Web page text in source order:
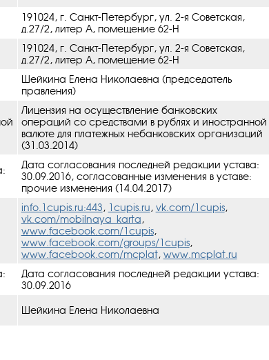
191024, г. Санкт-Петербург, ул. 2-я Советская,
д.27/2, литер А, помещение 62-Н
191024, г. Санкт-Петербург, ул. 2-я Советская,
д.27/2, литер А, помещение 62-Н
Шейкина Елена Николаевна (председатель
правления)
Лицензия на осуществление банковских
операций со средствами в рублях и иностранной
валюте для платежных небанковских организаций
(31.03.2014)
Дата согласования последней редакции устава:
30.09.2016, cогласованные изменения в уставe:
прочие изменения (14.04.2017)
info.1cupis.ru:443, 1cupis.ru, vk.com/1cupis,
vk.com/mobilnaya_karta,
www.facebook.com/1cupis,
www.facebook.com/groups/1cupis,
www.facebook.com/mcplat, www.mcplat.ru
Дата согласования последней редакции устава:
30.09.2016
Шейкина Елена Николаевна